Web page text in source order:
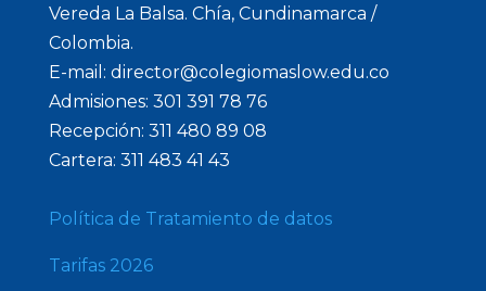
Vereda La Balsa. Chía, Cundinamarca /
Colombia.
E-mail: director@colegiomaslow.edu.co
Admisiones: 301 391 78 76
Recepción: 311 480 89 08
Cartera: 311 483 41 43
Política de Tratamiento de datos
Tarifas 2026